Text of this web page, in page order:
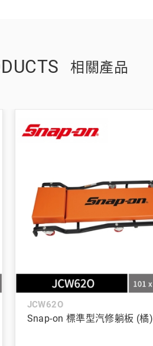
相關產品
JCW62O
Snap-on 標準型汽修躺板 (橘)